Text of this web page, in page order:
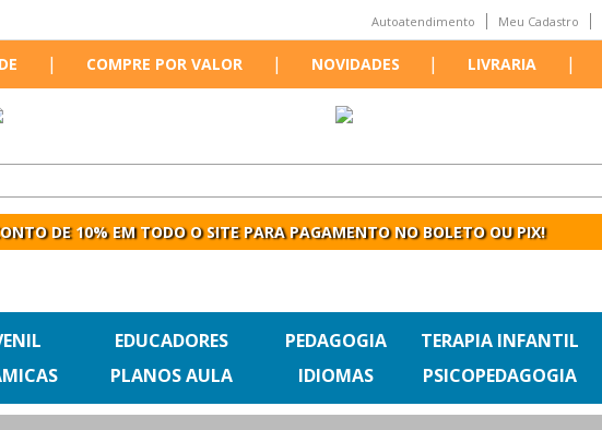
Autoatendimento Meu Cadastro
| COMPRE POR VALOR | NOVIDADES | LIVRARIA |
DE 10% EM TODO O SITE PARA PAGAMENTO NO BOLETO OU PIX!
EDUCADORES PEDAGOGIA TERAPIA INFANTIL
PLANOS AULA IDIOMAS PSICOPEDAGOGIA